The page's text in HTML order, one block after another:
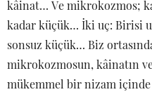
kâinat… Ve mikrokozmos;
kadar küçük… İki uç: Birisi
sonsuz küçük… Biz
mikrokozmosun, kâinatın
mükemmel bir nizam içinde